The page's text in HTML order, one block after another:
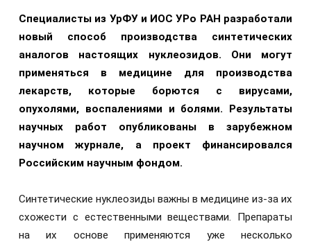
Специалисты из УрФУ и ИОС УРо РАН разработали
новый способ производства синтетических
аналогов настоящих нуклеозидов. Они могут
применяться в медицине для производства
лекарств, которые борются с вирусами,
опухолями, воспалениями и болями. Результаты
научных работ опубликованы в зарубежном
научном журнале, а проект финансировался
Российским научным фондом.
Синтетические нуклеозиды важны в медицине из-за их
схожести с естественными веществами. Препараты
на их основе применяются уже несколько